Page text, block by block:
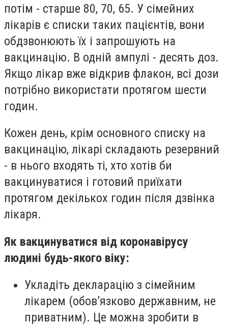
потім - старше 80, 70, 65. У сімейних
лікарів є списки таких пацієнтів, вони
обдзвонюють їх і запрошують на
вакцинацію. В одній ампулі - десять доз.
Якщо лікар вже відкрив флакон, всі дози
потрібно використати протягом шести
годин.
Кожен день, крім основного списку на
вакцинацію, лікарі складають резервний
- в нього входять ті, хто хотів би
вакцинуватися і готовий приїхати
протягом декількох годин після дзвінка
лікаря.
Як вакцинуватися від коронавірусу
людині будь-якого віку:
Укладіть декларацію з сімейним
лікарем (обов’язково державним, не
приватним). Це можна зробити в